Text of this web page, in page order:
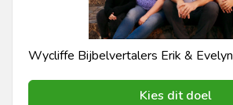
Wycliffe Bijbelvertalers Erik & Evelyn
Kies dit doel